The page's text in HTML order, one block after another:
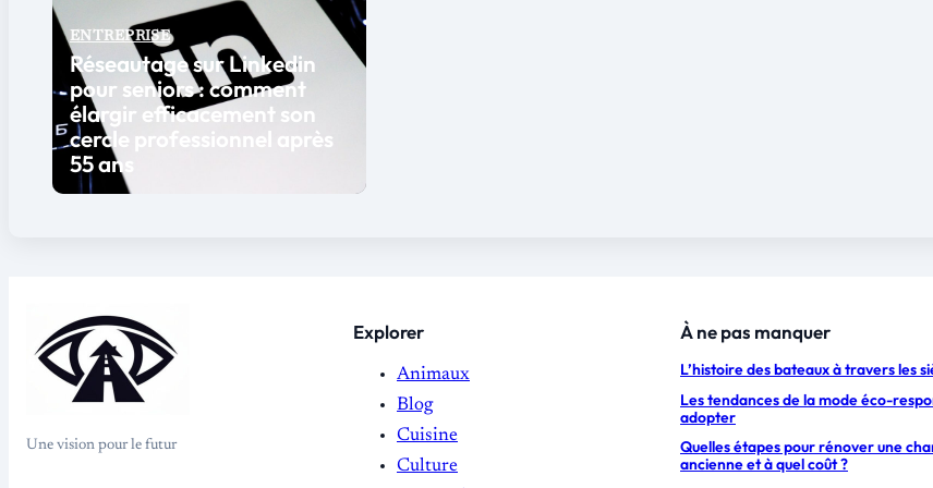
ENTREPRISE
Réseautage sur Linkedin
pour seniors : comment
élargir efficacement son
cercle professionnel après
55 ans
Une vision pour le futur
Explorer
Animaux
Blog
Cuisine
Culture
À ne pas manquer
L’histoire des bateaux à travers les
Les tendances de la mode éco-
adopter
Quelles étapes pour rénover une
ancienne et à quel coût ?